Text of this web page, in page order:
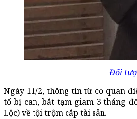
Đối
Ngày 11/2, thông tin từ cơ quan
tố bị can, bắt tạm giam 3 tháng
Lộc) về tội trộm cắp tài sản.